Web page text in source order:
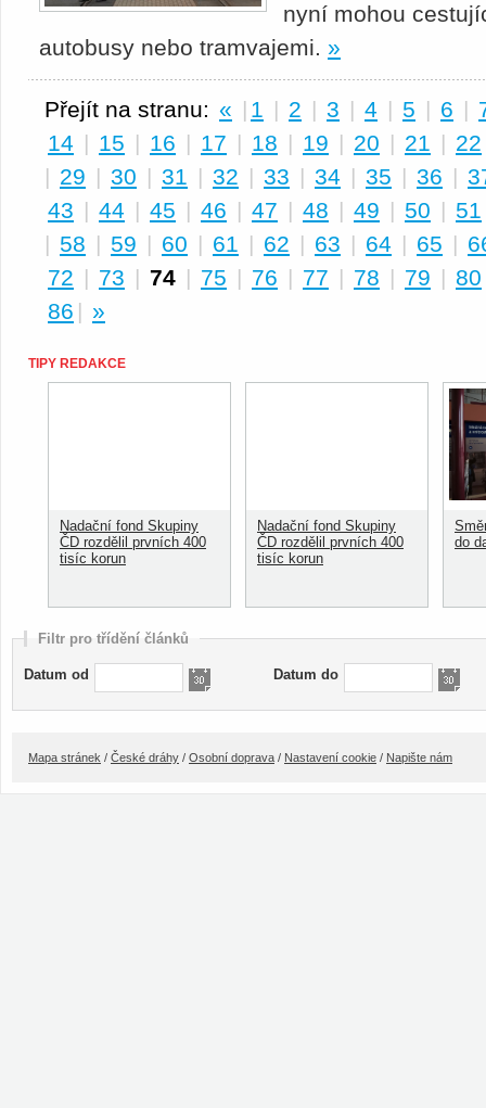
nyní mohou
autobusy nebo tramvajemi. »
Přejít na stranu: « | 1 | 2 | 3 | 4 | 5 | 6 |
14 | 15 | 16 | 17 | 18 | 19 | 20 | 21 | 22
| 29 | 30 | 31 | 32 | 33 | 34 | 35 | 36 |
43 | 44 | 45 | 46 | 47 | 48 | 49 | 50 | 51
| 58 | 59 | 60 | 61 | 62 | 63 | 64 | 65 |
72 | 73 | 74 | 75 | 76 | 77 | 78 | 79 | 80
86 | »
TIPY REDAKCE
Nadační fond Skupiny
ČD rozdělil prvních 400
tisíc korun
Nadační fond Skupiny
ČD rozdělil prvních 400
tisíc korun
do
Filtr pro třídění článků
Datum od Datum do
Mapa stránek / České dráhy / Osobní doprava / Nastavení cookie / Napište nám